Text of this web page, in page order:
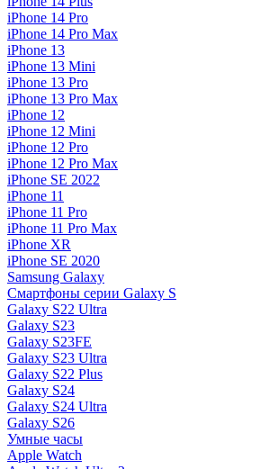
iPhone 14 Pro
iPhone 14 Pro Max
iPhone 13
iPhone 13 Mini
iPhone 13 Pro
iPhone 13 Pro Max
iPhone 12
iPhone 12 Mini
iPhone 12 Pro
iPhone 12 Pro Max
iPhone SE 2022
iPhone 11
iPhone 11 Pro
iPhone 11 Pro Max
iPhone XR
iPhone SE 2020
Samsung Galaxy
Смартфоны серии Galaxy S
Galaxy S22 Ultra
Galaxy S23
Galaxy S23FE
Galaxy S23 Ultra
Galaxy S22 Plus
Galaxy S24
Galaxy S24 Ultra
Galaxy S26
Умные часы
Apple Watch